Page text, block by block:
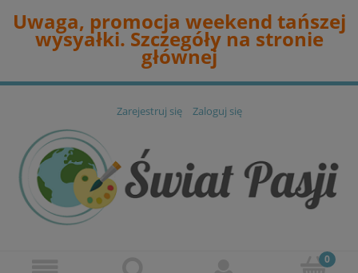
Uwaga, promocja weekend tańszej
wysyałki. Szczegóły na stronie
głównej
Zarejestruj się Zaloguj się